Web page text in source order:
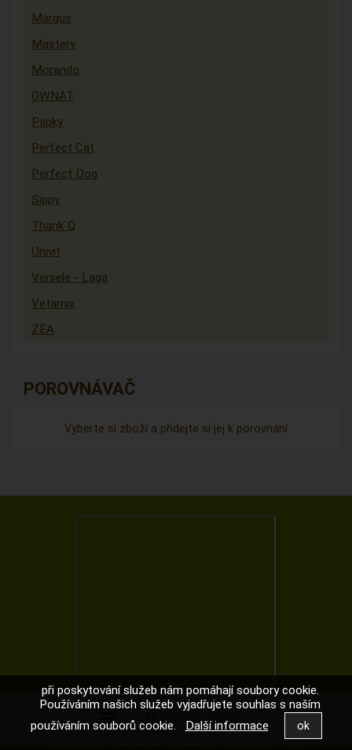
Margus
Mastery
Morando
OWNAT
Papky
Perfect Cat
Perfect Dog
Sippy
Thank´Q
Univit
Versele - Laga
Vetamix
ZEA
POROVNÁVAČ
Vyberte si zboží a přidejte si jej k porovnání
PŘEJETE SI ZASÍLAT EMAILY NEWSLETTER ?
při poskytování služeb nám pomáhají soubory cookie.
Používáním našich služeb vyjadřujete souhlas s naším
používáním souborů cookie.
Další informace